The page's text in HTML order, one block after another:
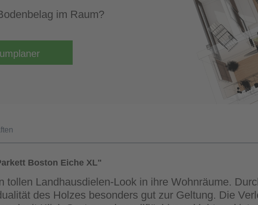
im Raum?
Boston Eiche XL"
tollen Landhausdielen-Look in ihre Wohnräume.
des Holzes besonders gut zur Geltung. Die